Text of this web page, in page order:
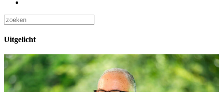
Uitgelicht